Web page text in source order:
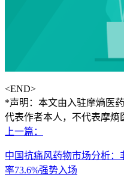
<END>
*声明：本文由入驻摩熵医
代表作者本人，不代表摩熵
上一篇：
中国抗痛风药物市场分析：
率73.6%强势入场